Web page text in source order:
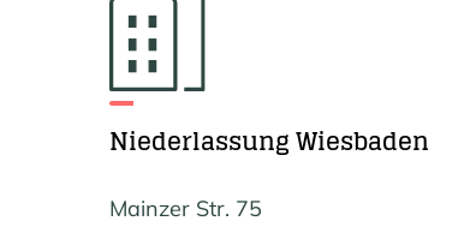
Niederlassung Wiesbaden
Mainzer Str. 75